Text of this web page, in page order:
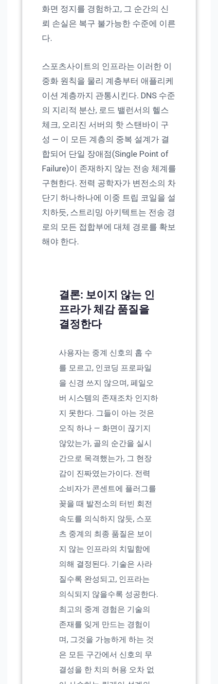
화면 정지를 경험하고, 그 순간의 신
뢰 손실은 복구 불가능한 수준에 이른
다.
스포츠사이트의 인프라는 이러한 이
중화 원칙을 물리 계층부터 애플리케
이션 계층까지 관통시킨다. DNS 수준
의 지리적 분산, 로드 밸런서의 헬스
체크, 오리진 서버의 핫 스탠바이 구
성 — 이 모든 계층의 중복 설계가 결
합되어 단일 장애점(Single Point of
Failure)이 존재하지 않는 전송 체계를
구현한다. 전력 공학자가 변전소의 차
단기 하나하나에 이중 트립 코일을 설
치하듯, 스트리밍 아키텍트는 전송 경
로의 모든 접합부에 대체 경로를 확보
해야 한다.
결론: 보이지 않는 인
프라가 체감 품질을
결정한다
사용자는 중계 신호의 홉 수
를 모르고, 인코딩 프로파일
을 신경 쓰지 않으며, 페일오
버 시스템의 존재조차 인지하
지 못한다. 그들이 아는 것은
오직 하나 — 화면이 끊기지
않았는가, 골의 순간을 실시
간으로 목격했는가, 그 현장
감이 진짜였는가이다. 전력
소비자가 콘센트에 플러그를
꽂을 때 발전소의 터빈 회전
속도를 의식하지 않듯, 스포
츠 중계의 최종 품질은 보이
지 않는 인프라의 치밀함에
의해 결정된다. 기술은 사라
질수록 완성되고, 인프라는
의식되지 않을수록 성공한다.
최고의 중계 경험은 기술의
존재를 잊게 만드는 경험이
며, 그것을 가능하게 하는 것
은 모든 구간에서 신호의 무
결성을 한 치의 허용 오차 없